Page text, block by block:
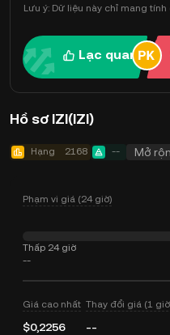
Lưu ý: Dữ liệu này chỉ mang
Lạc quan
Hồ sơ IZI(IZI)
Hạng 2168 -- Mở
Phạm vi giá (24 giờ)
Thấp 24 giờ
--
Giá cao nhất
$0,2256
Thay đổi giá (1
--